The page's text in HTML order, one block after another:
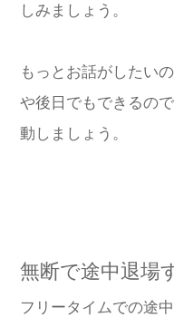
しみましょう。
もっとお話がしたい
や後日でもできるの
動しましょう。
無断で途中退場
フリータイムでの途